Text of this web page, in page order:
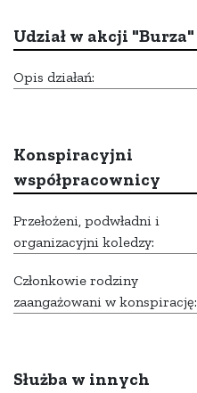
Udział w akcji "Burza"
Opis działań:
Konspiracyjni
współpracownicy
Przełożeni, podwładni i
organizacyjni koledzy:
Członkowie rodziny
zaangażowani w konspirację:
Służba w innych